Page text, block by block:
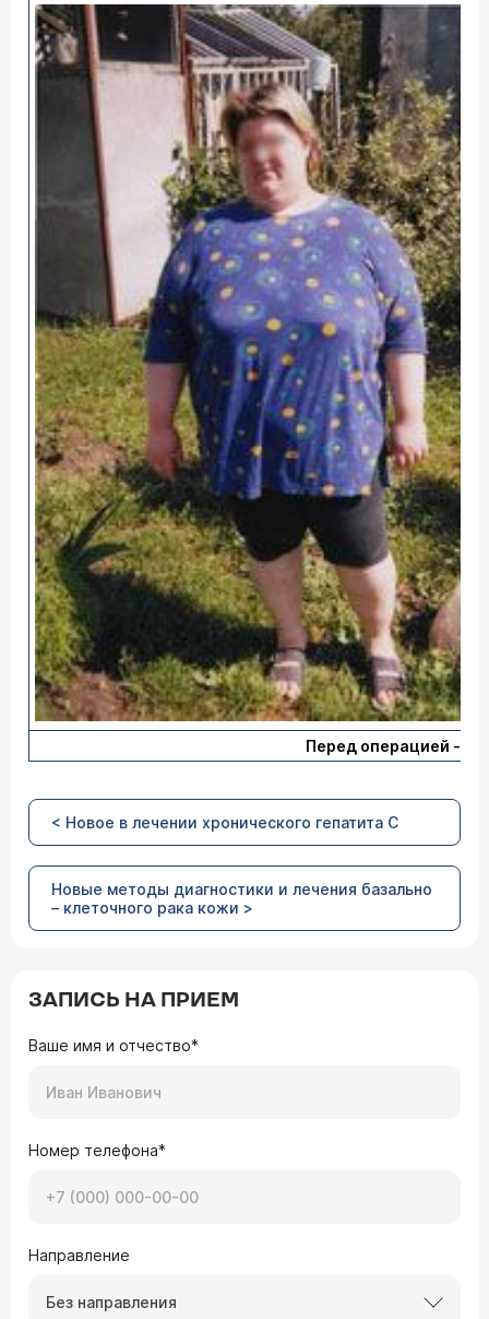
Перед операцией -
< Новое в лечении хронического гепатита С
Новые методы диагностики и лечения базально
– клеточного рака кожи >
ЗАПИСЬ НА ПРИЕМ
Ваше имя и отчество*
Номер телефона*
Направление
Без направления